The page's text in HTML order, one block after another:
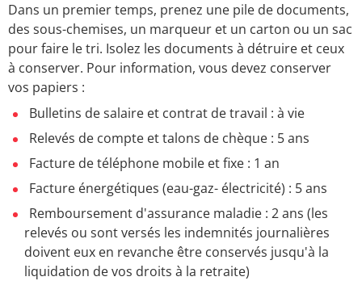
Dans un premier temps, prenez une pile de documents,
des sous-chemises, un marqueur et un carton ou un sac
pour faire le tri. Isolez les documents à détruire et ceux
à conserver. Pour information, vous devez conserver
vos papiers :
Bulletins de salaire et contrat de travail : à vie
Relevés de compte et talons de chèque : 5 ans
Facture de téléphone mobile et fixe : 1 an
Facture énergétiques (eau-gaz- électricité) : 5 ans
Remboursement d'assurance maladie : 2 ans (les
relevés ou sont versés les indemnités journalières
doivent eux en revanche être conservés jusqu'à la
liquidation de vos droits à la retraite)